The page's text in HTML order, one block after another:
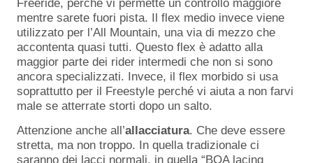
Freeride, perché vi permette un controllo maggiore
mentre sarete fuori pista. Il flex medio invece viene
utilizzato per l’All Mountain, una via di mezzo che
accontenta quasi tutti. Questo flex è adatto alla
maggior parte dei rider intermedi che non si sono
ancora specializzati. Invece, il flex morbido si usa
soprattutto per il Freestyle perché vi aiuta a non farvi
male se atterrate storti dopo un salto.
Attenzione anche all’allacciatura. Che deve essere
stretta, ma non troppo. In quella tradizionale ci
saranno dei lacci normali, in quella “BOA lacing